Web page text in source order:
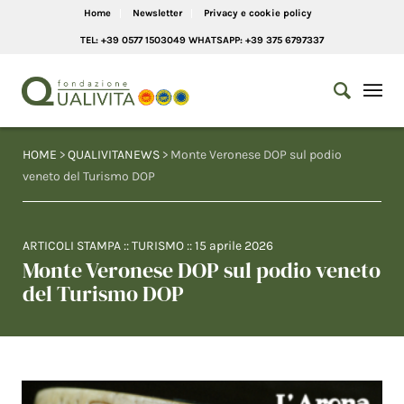
Home Newsletter Privacy e cookie policy
TEL: +39 0577 1503049 WHATSAPP: +39 375 6797337
HOME >QUALIVITANEWS > Monte Veronese DOP sul podio
veneto del Turismo DOP
ARTICOLI STAMPA ::TURISMO ::15 aprile 2026
Monte Veronese DOP sul podio veneto
del Turismo DOP